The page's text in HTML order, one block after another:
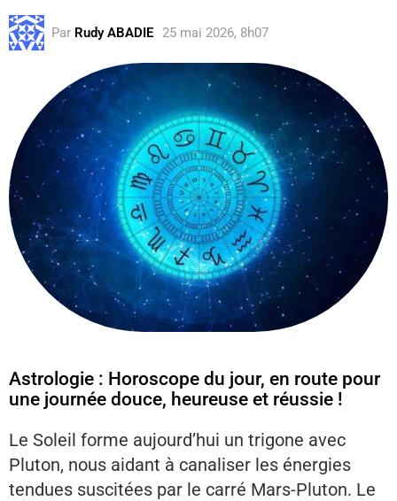
Par Rudy ABADIE 25 mai 2026, 8h07
Astrologie : Horoscope du jour, en route pour
une journée douce, heureuse et réussie !
Le Soleil forme aujourd’hui un trigone avec
Pluton, nous aidant à canaliser les énergies
tendues suscitées par le carré Mars-Pluton. Le